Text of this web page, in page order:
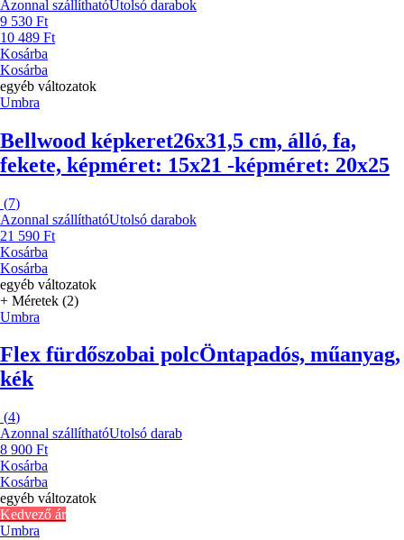
Azonnal szállíthatóUtolsó darabok
9 530 Ft
10 489 Ft
Kosárba
Kosárba
egyéb változatok
Umbra
Bellwood képkeret26x31,5 cm, álló, fa,
fekete, képméret: 15x21 -képméret: 20x25
(7)
Azonnal szállíthatóUtolsó darabok
21 590 Ft
Kosárba
Kosárba
egyéb változatok
+ Méretek (2)
Umbra
Flex fürdőszobai polcÖntapadós, műanyag,
kék
(4)
Azonnal szállíthatóUtolsó darab
8 900 Ft
Kosárba
Kosárba
egyéb változatok
Kedvező ár
Umbra